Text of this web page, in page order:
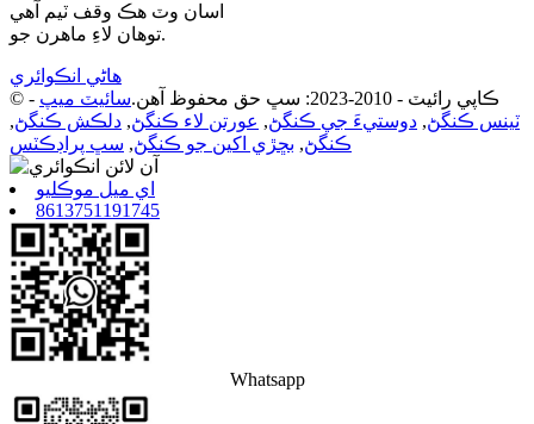
اسان وٽ هڪ وقف ٽيم آهي
توهان لاءِ ماهرن جو.
هاڻي انڪوائري
© ڪاپي رائيٽ - 2010-2023: سڀ حق محفوظ آهن.
سائيٽ ميپ -
ٽينس ڪنگڻ, دوستيءَ جي ڪنگڻ, عورتن لاء ڪنگڻ, دلڪش ڪنگڻ,
ڪنگڻ, بڇڙي اکين جو ڪنگڻ, سڀ پراڊڪٽس
اي ميل موڪليو
8613751191745
Whatsapp